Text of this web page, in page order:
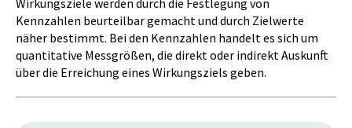
Wirkungsziele werden durch die Festlegung von
Kennzahlen beurteilbar gemacht und durch Zielwerte
näher bestimmt. Bei den Kennzahlen handelt es sich um
quantitative Messgrößen, die direkt oder indirekt Auskunft
über die Erreichung eines Wirkungsziels geben.